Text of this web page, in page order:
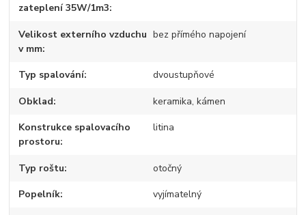
zateplení 35W/1m3
Velikost externího vzduchu
v mm
bez přímého napojení
Typ spalování dvoustupňové
Obklad keramika, kámen
Konstrukce spalovacího
prostoru
litina
Typ roštu otočný
Popelník vyjímatelný